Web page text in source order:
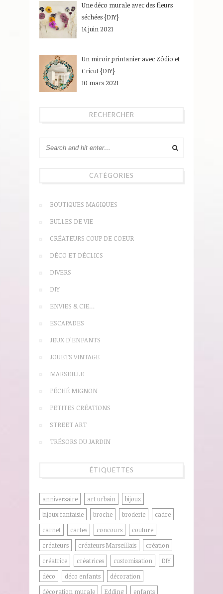
Une déco murale avec des fleurs
séchées {DIY}
14 juin 2021
Un miroir printanier avec Zôdio et
Cricut {DIY}
10 mars 2021
RECHERCHER
CATÉGORIES
BOUTIQUES MAGIQUES
BULLES DE VIE
CRÉATEURS COUP DE COEUR
DÉCO ET DÉCLICS
DIVERS
DIY
ENVIES & CIE…
ESCAPADES
JEUX D'ENFANTS
JOUETS VINTAGE
MARSEILLE
PÉCHÉ MIGNON
PETITES CRÉATIONS
STREET ART
TRÉSORS DU JARDIN
ÉTIQUETTES
anniversaire art urbain
bijoux
bijoux fantaisie
broche broderie
cadre
carnet
cartes concours
couture
créateurs
créateurs Marseillais
création
créatrice
créatrices customisation
DIY
déco
déco enfants
décoration
décoration murale
Edding enfants